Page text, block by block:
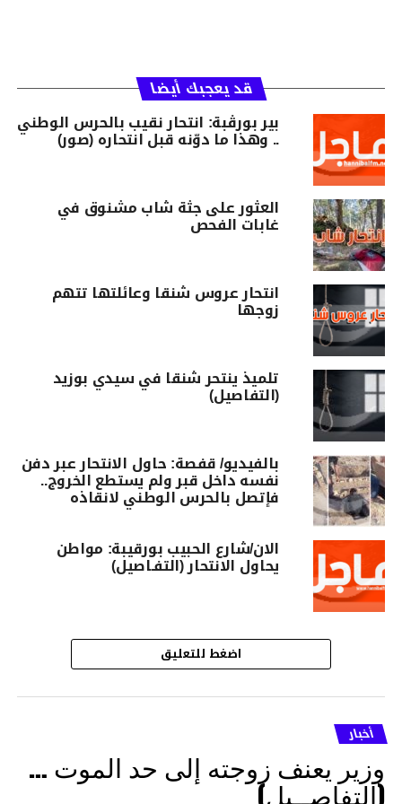
قد يعجبك أيضا
بير بورڨبة: انتحار نقيب بالحرس الوطني
.. وهذا ما دوّنه قبل انتحاره (صور)
العثور على جثة شاب مشنوق في
غابات الفحص
انتحار عروس شنقا وعائلتها تتهم
زوجها
تلميذ ينتحر شنقا في سيدي بوزيد
(التفاصيل)
بالفيديو/ قفصة: حاول الانتحار عبر دفن
نفسه داخل قبر ولم يستطع الخروج..
فإتصل بالحرس الوطني لانقاذه
الان/شارع الحبيب بورقيبة: مواطن
يحاول الانتحار (التفـاصيل)
اضغط للتعليق
أخبار
وزير يعنف زوجته إلى حد الموت …
(التفاصــيل)